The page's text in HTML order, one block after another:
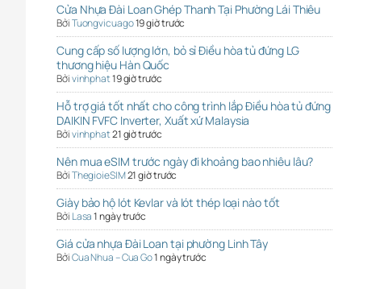
Cửa Nhựa Đài Loan Ghép Thanh Tại Phường Lái Thiêu
BởiTuongvicuago19 giờ trước
Cung cấp số lượng lớn, bỏ sỉ Điều hòa tủ đứng LG
thương hiệu Hàn Quốc
Bởivinhphat19 giờ trước
Hỗ trợ giá tốt nhất cho công trình lắp Điều hòa tủ đứng
DAIKIN FVFC Inverter, Xuất xứ Malaysia
Bởivinhphat21 giờ trước
Nên mua eSIM trước ngày đi khoảng bao nhiêu lâu?
BởiThegioieSIM21 giờ trước
Giày bảo hộ lót Kevlar và lót thép loại nào tốt
Bởi Lasa1 ngày trước
Giá cửa nhựa Đài Loan tại phường Linh Tây
BởiCua Nhua – Cua Go1 ngày trước